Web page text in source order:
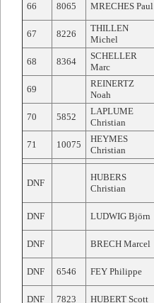
66 8065 MRECHES Paul
67 8226
THILLEN
Michel
68 8364
SCHELLER
Marc
69
REINERTZ
Noah
70 5852
LAPLUME
Christian
71 10075
HEYMES
Christian
DNF
HUBERS
Christian
DNF LUDWIG Björn
DNF BRECH Marcel
DNF 6546 FEY Philippe
DNF 7823 HUBERT Scott